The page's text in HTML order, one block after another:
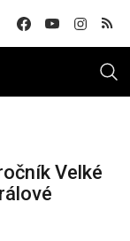
Velké